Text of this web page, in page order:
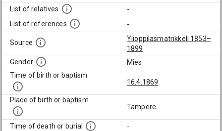
List of relatives
-
List of references
-
Source
Ylioppilasmatrikkeli 1853–
1899
Gender
Mies
Time of birth or baptism
16.4.1869
Place of birth or baptism
Tampere
Time of death or burial
-